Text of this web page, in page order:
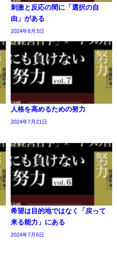
刺激と反応の間に「選択の自
由」がある
2024年8月3日
人格を高めるための努力
2024年7月21日
希望は目的地ではなく「戻って
来る能力」にある
2024年7月6日